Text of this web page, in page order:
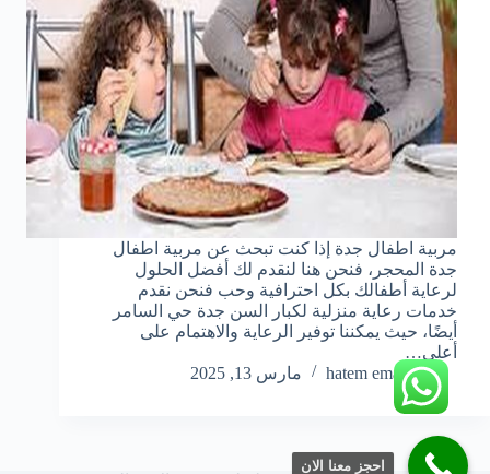
مربية اطفال جدة إذا كنت تبحث عن مربية اطفال
جدة المحجر، فنحن هنا لنقدم لك أفضل الحلول
لرعاية أطفالك بكل احترافية وحب فنحن نقدم
خدمات رعاية منزلية لكبار السن جدة حي السامر
أيضًا، حيث يمكننا توفير الرعاية والاهتمام على
أعلى…
hatem emara
مارس 13, 2025
احجز معنا الان